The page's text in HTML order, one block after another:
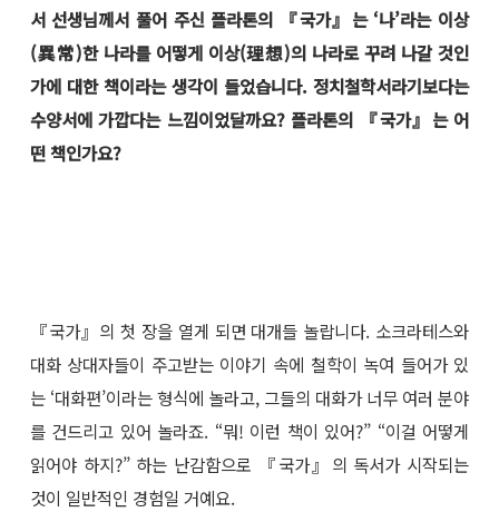
서 선생님께서 풀어 주신 플라톤의 『국가』는 ‘나’라는 이상
(異常)한 나라를 어떻게 이상(理想)의 나라로 꾸려 나갈 것인
가에 대한 책이라는 생각이 들었습니다. 정치철학서라기보다는
수양서에 가깝다는 느낌이었달까요? 플라톤의 『국가』는 어
떤 책인가요?
『국가』의 첫 장을 열게 되면 대개들 놀랍니다. 소크라테스와
대화 상대자들이 주고받는 이야기 속에 철학이 녹여 들어가 있
는 ‘대화편’이라는 형식에 놀라고, 그들의 대화가 너무 여러 분야
를 건드리고 있어 놀라죠. “뭐! 이런 책이 있어?” “이걸 어떻게
읽어야 하지?” 하는 난감함으로 『국가』의 독서가 시작되는
것이 일반적인 경험일 거예요.